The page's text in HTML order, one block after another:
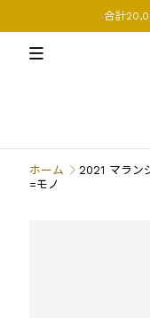
合計
ホーム
2021 マラン
=モノ